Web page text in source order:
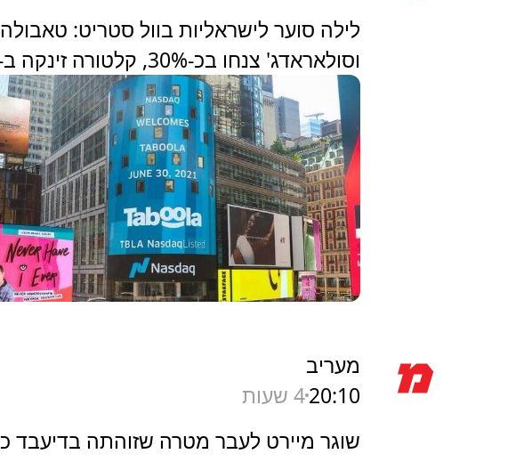
לילה סוער לישראליות בוול סטריט: טאבולה
וסולאראדג' צנחו בכ-30%, קלטורה זינקה ב-35%
מעריב
20:104 שעות
שוגר מיירט לעבר מטרה שזוהתה בדיעבד